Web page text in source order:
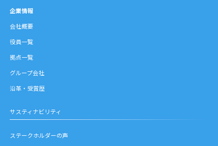
企業情報
会社概要
役員一覧
拠点一覧
グループ会社
沿革・受賞歴
サスティナビリティ
ステークホルダーの声